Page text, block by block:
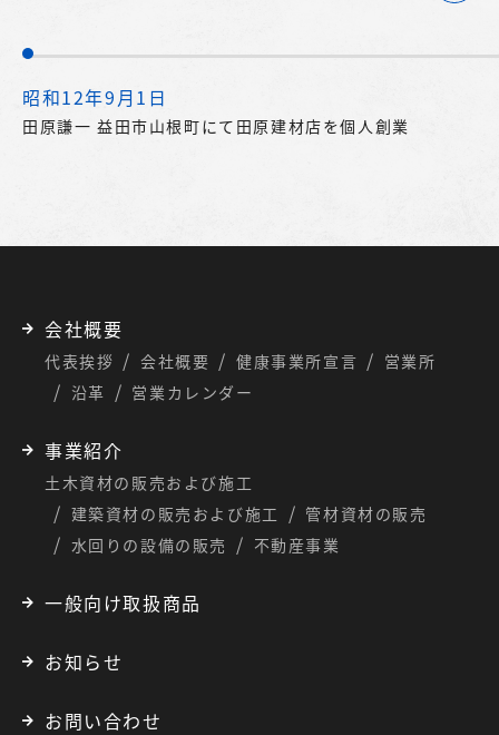
昭和12年9月1日
田原謙一 益田市山根町にて田原建材店を個人創業
会社概要
代表挨拶 会社概要 健康事業所宣言
営業所
沿革
営業カレンダー
事業紹介
土木資材の販売および施工
建築資材の販売および施工
管材資材の販売
水回りの設備の販売
不動産事業
一般向け取扱商品
お知らせ
お問い合わせ